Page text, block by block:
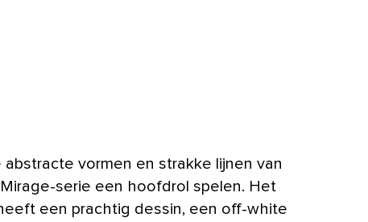
serie een hoofdrol spelen. Het
een prachtig dessin, een off-white